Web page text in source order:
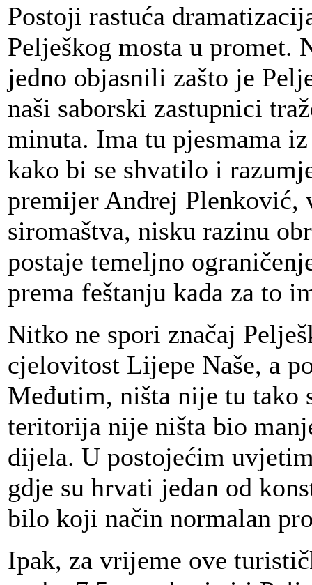
Postoji rastuća
Pelješkog mosta u promet.
jedno objasnili zašto je
naši saborski zastupnici
minuta. Ima tu pjesmama
kako bi se shvatilo i
premijer Andrej
siromaštva, nisku razinu
postaje temeljno
prema feštanju kada za to
Nitko ne spori značaj
cjelovitost Lijepe Naše, a
Međutim, ništa nije tu tako
teritorija nije ništa bio
dijela. U postojećim
gdje su hrvati jedan od
bilo koji način normalan
Ipak, za vrijeme ove